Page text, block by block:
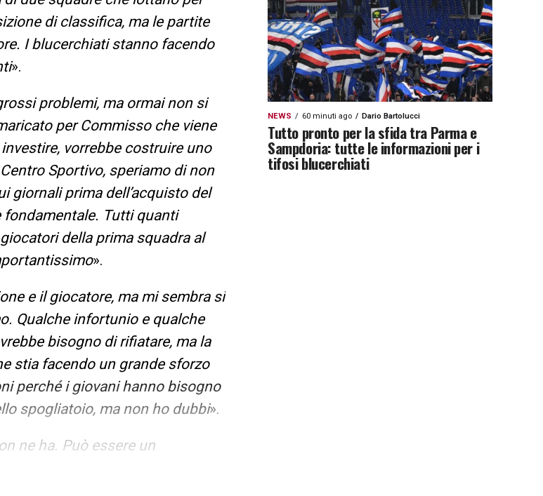
di classifica, ma le partite
I blucerchiati stanno facendo
».
problemi, ma ormai non si
per Commisso che viene
vorrebbe costruire uno
Sportivo, speriamo di non
giornali prima dell’acquisto del
fondamentale. Tutti quanti
della prima squadra al
».
e il giocatore, ma mi sembra si
Qualche infortunio e qualche
bisogno di rifiatare, ma la
stia facendo un grande sforzo
perché i giovani hanno bisogno
spogliatoio, ma non ho dubbi».
ne ha. Può essere un
sul mercato è difficile. La
arriva, credo si sia deciso per
NEWS 60 minuti ago Dario Bartolucci
Tutto pronto per la sfida tra Parma e
Sampdoria: tutte le informazioni per i
tifosi blucerchiati